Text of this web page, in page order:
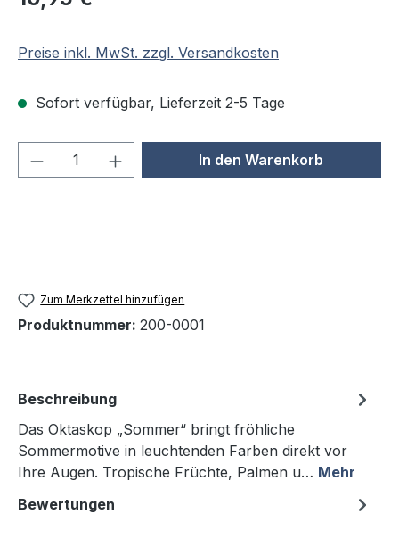
Preise inkl. MwSt. zzgl. Versandkosten
Sofort verfügbar, Lieferzeit 2-5 Tage
Produkt Anzahl: Gib denIn den Warenkorb
Zum Merkzettel hinzufügen
Produktnummer: 200-0001
Beschreibung
Das Oktaskop „Sommer“ bringt fröhliche
Sommermotive in leuchtenden Farben direkt vor
Ihre Augen. Tropische Früchte, Palmen u… Mehr
Bewertungen